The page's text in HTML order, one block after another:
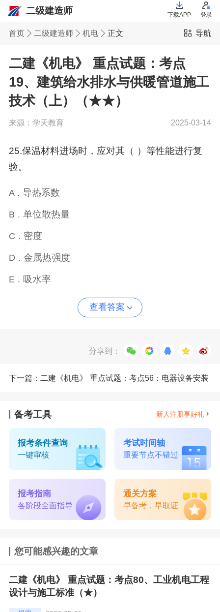
二级建造师 下载APP 登录
首页 二级建造师 机电 正文 导航
二建《机电》 重点试题：考点
19、建筑给水排水与供暖管道施工
技术（上）（★★）
来源：学天教育 2025-03-14
25.保温材料进场时，应对其（ ）等性能进行复
验。
A . 导热系数
B . 单位散热量
C . 密度
D . 金属热强度
E . 吸水率
查看答案
分享到：
下一篇：二建《机电》 重点试题：考点56：电器设备安装
备考工具 新人注册享好礼
报考条件查询
一键审核
考试时间轴
重要节点不错过
报考指南
各阶段全面指导
通关方案
早备考，早取证
您可能感兴趣的文章
二建《机电》 重点试题：考点80、工业机电工程
设计与施工标准（★）